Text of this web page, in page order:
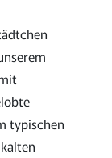
typischen